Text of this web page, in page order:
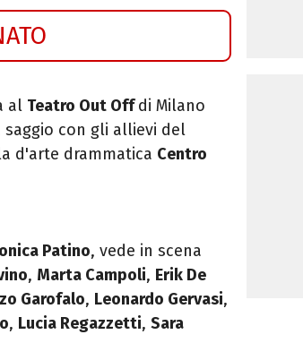
al Teatro Out Offdi Milano
saggio con gli allievi del
d'arte drammatica Centro
Patino, vede in scena
, Marta Campoli, Erik De
Garofalo, Leonardo Gervasi,
, Lucia Regazzetti, Sara